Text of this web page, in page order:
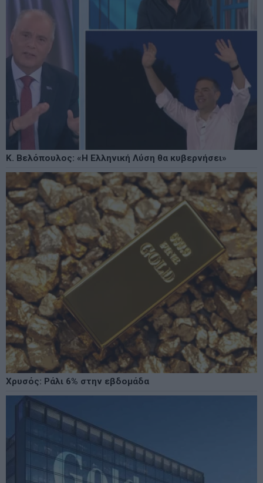
Κ. Βελόπουλος: «Η Ελληνική Λύση θα κυβερνήσει»
Χρυσός: Ράλι 6% στην εβδομάδα